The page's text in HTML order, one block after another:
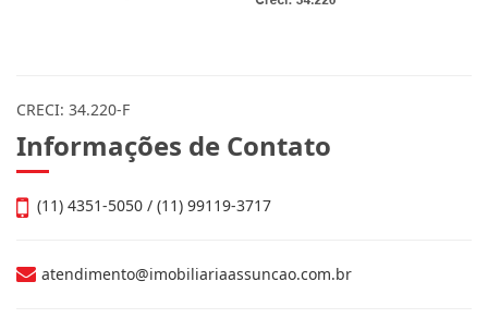
CRECI: 34.220-F
Informações de Contato
(11) 4351-5050 / (11) 99119-3717
atendimento@imobiliariaassuncao.com.br